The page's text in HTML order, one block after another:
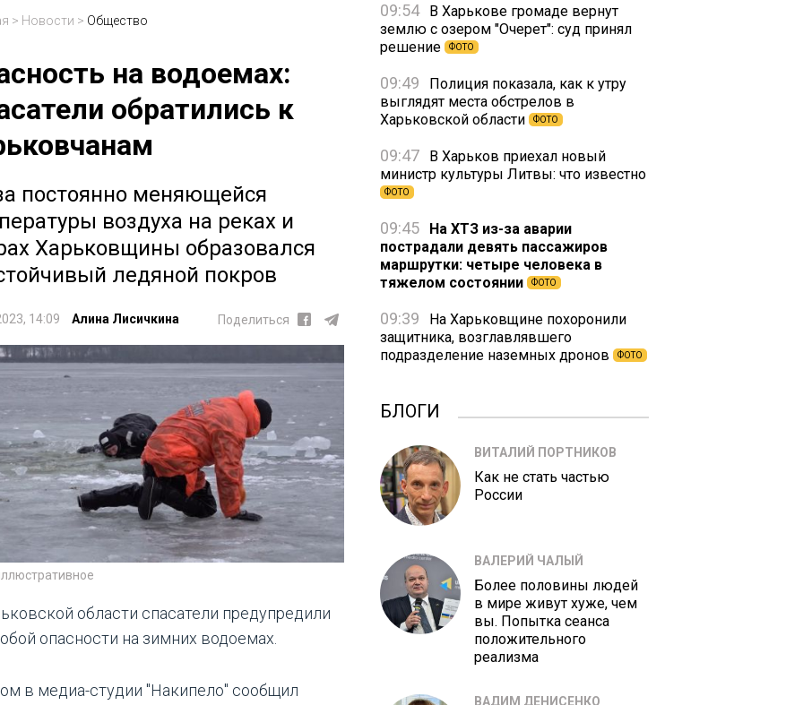
> Новости > Общество
на водоемах:
обратились к
постоянно меняющейся
воздуха на реках и
Харьковщины образовался
ледяной покров
14:09 Алина Лисичкина Поделиться
области спасатели предупредили
опасности на зимних водоемах.
в медиа-студии "Накипело" сообщил
09:54
В Харькове громаде вернут
землю с озером "Очерет": суд принял
решение
ФОТО
09:49
Полиция показала, как к утру
выглядят места обстрелов в
Харьковской области
ФОТО
09:47
В Харьков приехал новый
министр культуры Литвы: что известно
ФОТО
09:45
На ХТЗ из-за аварии
пострадали девять пассажиров
маршрутки: четыре человека в
тяжелом состоянии
ФОТО
09:39
На Харьковщине похоронили
защитника, возглавлявшего
подразделение наземных дронов
ФОТО
БЛОГИ
ВИТАЛИЙ ПОРТНИКОВ
Как не стать частью
России
ВАЛЕРИЙ ЧАЛЫЙ
Более половины людей
в мире живут хуже, чем
вы. Попытка сеанса
положительного
реализма
ВАДИМ ДЕНИСЕНКО